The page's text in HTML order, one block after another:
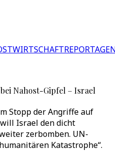
WIRTSCHAFT
Nahost-Gipfel – Israel
Stopp der Angriffe auf
Israel den dicht
zerbomben. UN-
Katastrophe“.